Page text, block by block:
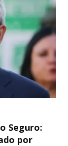
Seguro:
por